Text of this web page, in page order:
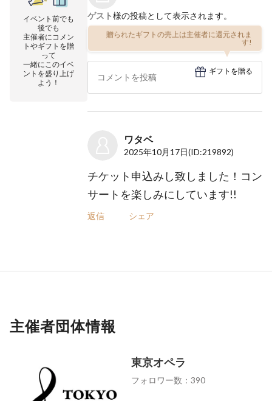
イベント前でも
後でも
主催者にコメン
トやギフトを贈
って
一緒にこのイベ
ントを盛り上げ
よう！
ゲスト様の投稿として表示されます。
贈られたギフトの売上は主催者に還元されま
す!
ギフトを贈る
ワタベ
2025年10月17日(ID:219892)
チケット申込みし致しました！コン
サートを楽しみにしています!!
返信 シェア
主催者団体情報
東京オペラ
フォロワー数：390